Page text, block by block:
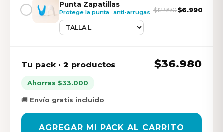
Punta Zapatillas
Protege la punta · anti-arrugas $12.990$6.990
Tu pack · 2 productos $36.980
Ahorras $33.000
🚚 Envío gratis incluido
AGREGAR MI PACK AL CARRITO